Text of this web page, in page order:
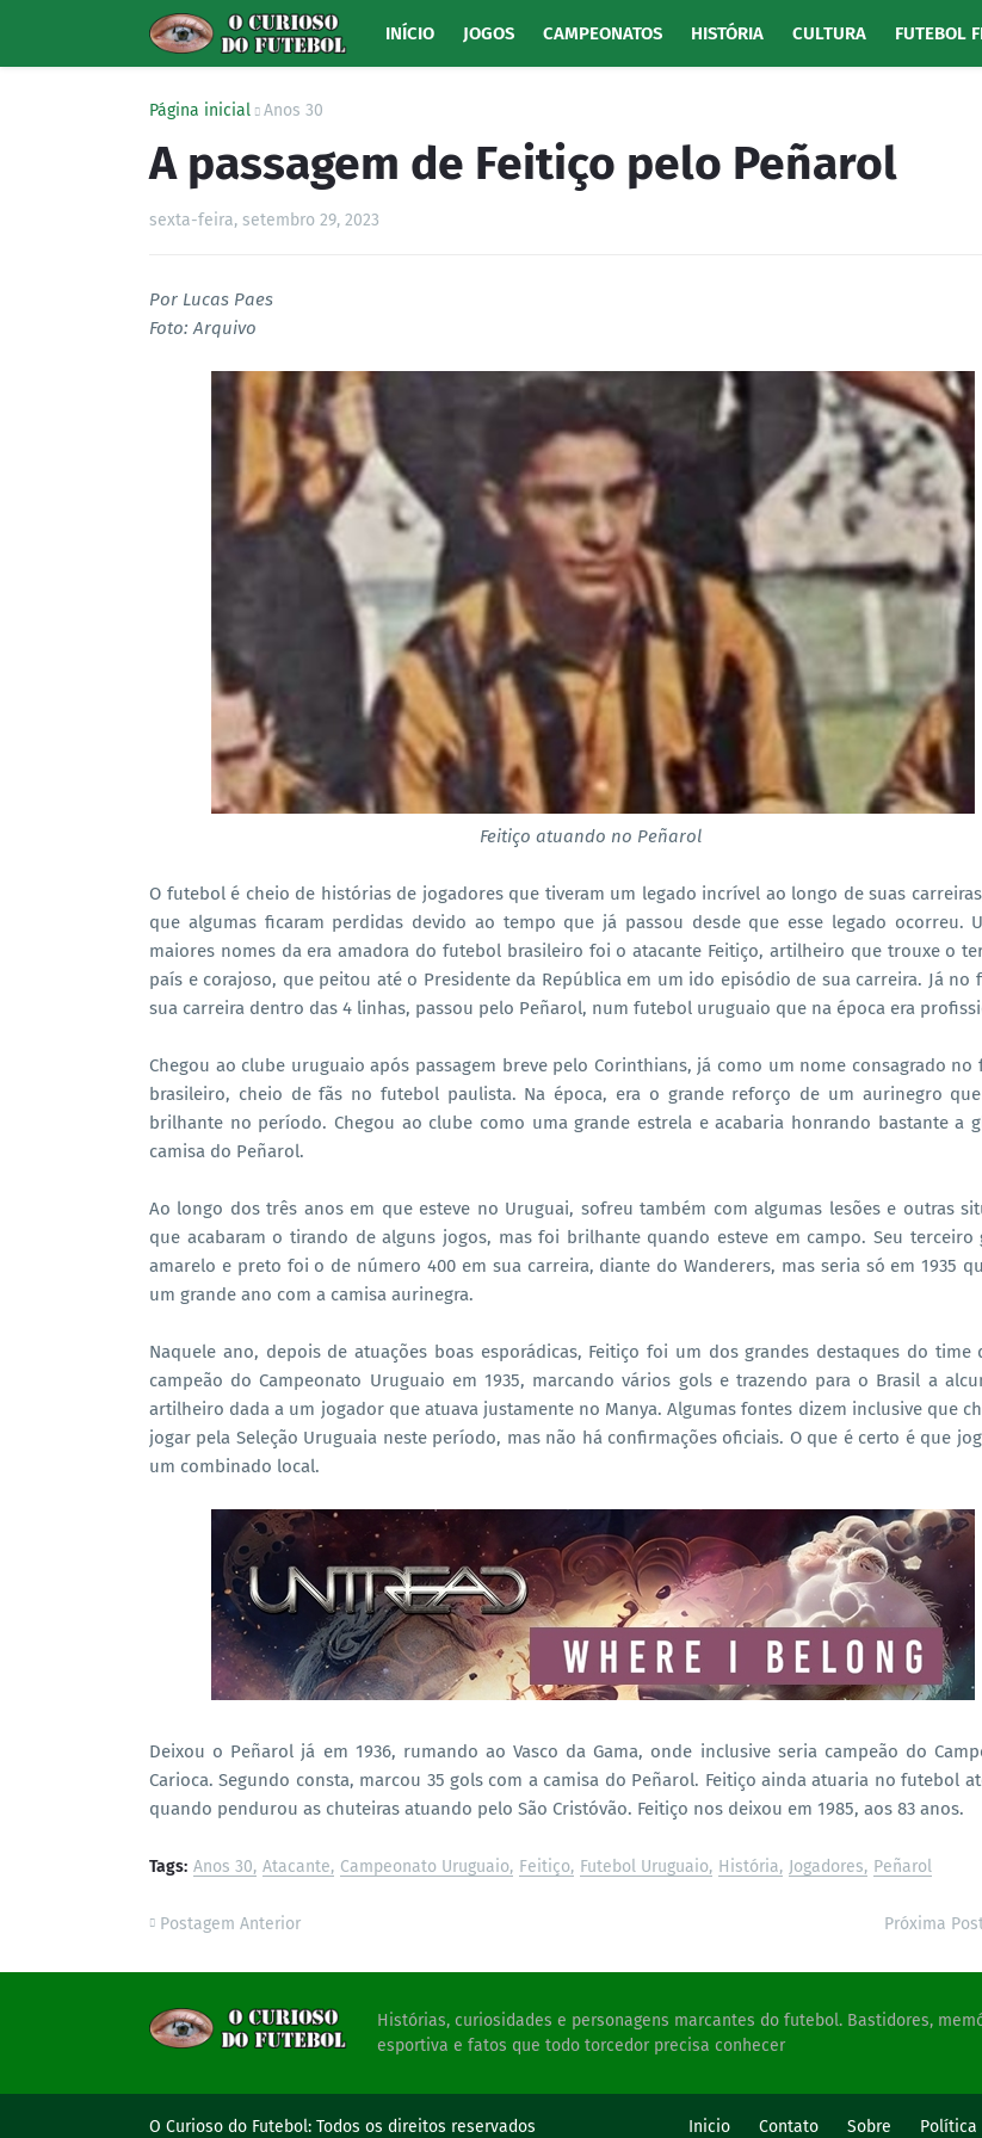
INÍCIO JOGOS CAMPEONATOS HISTÓRIA CULTURA FUTEBOL
Página inicial Anos 30
A passagem de Feitiço pelo Peñarol
sexta-feira, setembro 29, 2023
Por Lucas Paes
Foto: Arquivo
Feitiço atuando no Peñarol
O futebol é cheio de histórias de jogadores que tiveram um legado incrível ao longo de suas
que algumas ficaram perdidas devido ao tempo que já passou desde que esse legado ocorreu.
maiores nomes da era amadora do futebol brasileiro foi o atacante Feitiço, artilheiro que trouxe o
país e corajoso, que peitou até o Presidente da República em um ido episódio de sua carreira. Já no
sua carreira dentro das 4 linhas, passou pelo Peñarol, num futebol uruguaio que na época era
Chegou ao clube uruguaio após passagem breve pelo Corinthians, já como um nome consagrado no
brasileiro, cheio de fãs no futebol paulista. Na época, era o grande reforço de um aurinegro
brilhante no período. Chegou ao clube como uma grande estrela e acabaria honrando bastante a
camisa do Peñarol.
Ao longo dos três anos em que esteve no Uruguai, sofreu também com algumas lesões e outras
que acabaram o tirando de alguns jogos, mas foi brilhante quando esteve em campo. Seu terceiro
amarelo e preto foi o de número 400 em sua carreira, diante do Wanderers, mas seria só em 1935
um grande ano com a camisa aurinegra.
Naquele ano, depois de atuações boas esporádicas, Feitiço foi um dos grandes destaques do time
campeão do Campeonato Uruguaio em 1935, marcando vários gols e trazendo para o Brasil a
artilheiro dada a um jogador que atuava justamente no Manya. Algumas fontes dizem inclusive que
jogar pela Seleção Uruguaia neste período, mas não há confirmações oficiais. O que é certo é que
um combinado local.
Deixou o Peñarol já em 1936, rumando ao Vasco da Gama, onde inclusive seria campeão do
Carioca. Segundo consta, marcou 35 gols com a camisa do Peñarol. Feitiço ainda atuaria no futebol
quando pendurou as chuteiras atuando pelo São Cristóvão. Feitiço nos deixou em 1985, aos 83 anos.
Tags: Anos 30 Atacante Campeonato Uruguaio Feitiço Futebol Uruguaio História Jogadores Peñarol
Postagem Anterior Próxima
Histórias, curiosidades e personagens marcantes do futebol. Bastidores,
esportiva e fatos que todo torcedor precisa conhecer
O Curioso do Futebol: Todos os direitos reservados Inicio Contato Sobre Política